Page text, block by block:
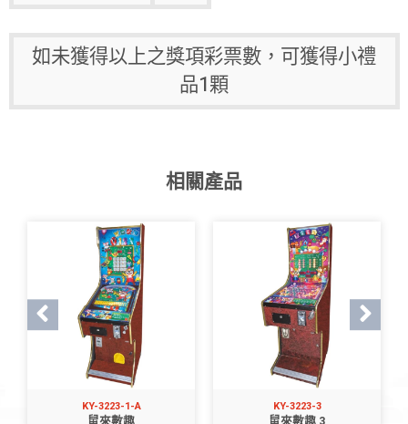
如未獲得以上之獎項彩票數，可獲得小禮
品1顆
相關產品
KY-3223-1-A KY-3223-3